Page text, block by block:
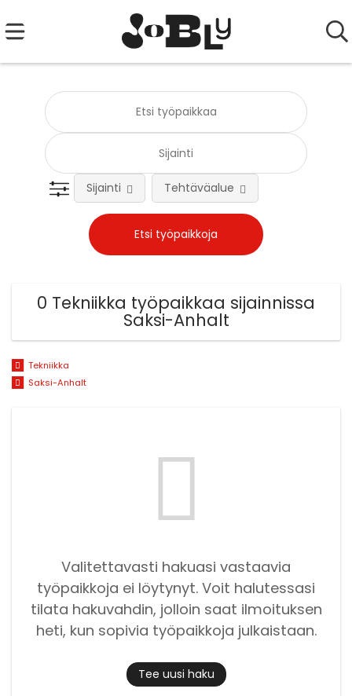
Sijainti Tehtäväalue
0 Tekniikka työpaikkaa sijainnissa
Saksi-Anhalt
Tekniikka
Saksi-Anhalt
Valitettavasti hakuasi vastaavia
työpaikkoja ei löytynyt. Voit halutessasi
tilata hakuvahdin, jolloin saat ilmoituksen
heti, kun sopivia työpaikkoja julkaistaan.
Tee uusi haku